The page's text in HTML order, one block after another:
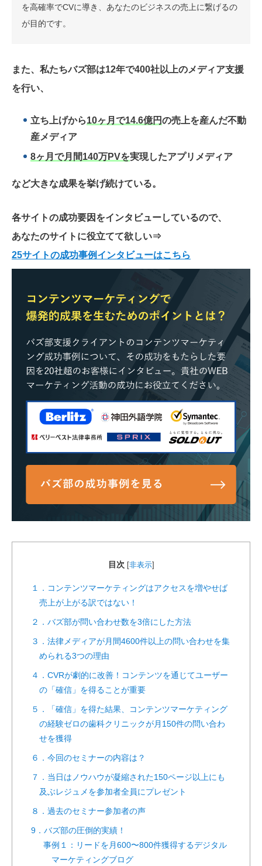
を高確率でCVに導き、あなたのビジネスの売上に繋げるの
が目的です。
また、私たちバズ部は12年で400社以上のメディア支援
を行い、
立ち上げから10ヶ月で14.6億円の売上を産んだ不動
産メディア
8ヶ月で月間140万PVを実現したアプリメディア
など大きな成果を挙げ続けている。
各サイトの成功要因をインタビューしているので、
あなたのサイトに役立てて欲しい⇒
25サイトの成功事例インタビューはこちら
目次 非表示]
１．コンテンツマーケティングはアクセスを増やせば
売上が上がる訳ではない！
２．バズ部が問い合わせ数を3倍にした方法
３．法律メディアが月間4600件以上の問い合わせを集
められる3つの理由
４．CVRが劇的に改善！コンテンツを通じてユーザー
の「確信」を得ることが重要
５．「確信」を得た結果、コンテンツマーケティング
の経験ゼロの歯科クリニックが月150件の問い合わ
せを獲得
６．今回のセミナーの内容は？
７．当日はノウハウが凝縮された150ページ以上にも
及ぶレジュメを参加者全員にプレゼント
８．過去のセミナー参加者の声
9．バズ部の圧倒的実績！
事例１：リードを月600〜800件獲得するデジタル
マーケティングブログ